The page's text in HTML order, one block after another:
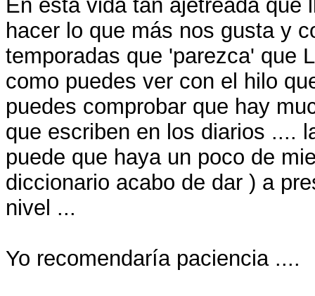
En esta vida tan ajetreada
hacer lo que más nos gusta y
temporadas que 'parezca' que
como puedes ver con el hilo
puedes comprobar que hay
que escriben en los diarios ....
puede que haya un poco de
diccionario acabo de dar ) a
nivel ...
Yo recomendaría paciencia ....